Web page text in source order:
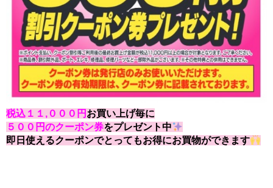
税込１１,０００円 お買い上げ毎に
５００円のクーポン券をプレゼント中
即日使えるクーポンでとってもお得にお買物ができます